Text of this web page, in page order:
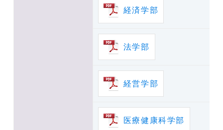
経済学部
法学部
経営学部
医療健康科学部